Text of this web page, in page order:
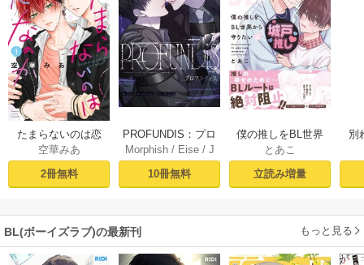
たまらないのは恋
なのか（１）【シ
ーモア限定特典付
き】
空華みあ
2冊無料
PROFUNDIS：プロ
フンディス【タテ
ヨミ】1
Morphish/ Eise/ J
aeyoung
10冊無料
僕の推しをBL世界
から守りたい【シ
ーモア限定特典付
き電子単行本】 上
とあこ
立読み増量
別
BL(ボーイズラブ)の最新刊 もっと見る